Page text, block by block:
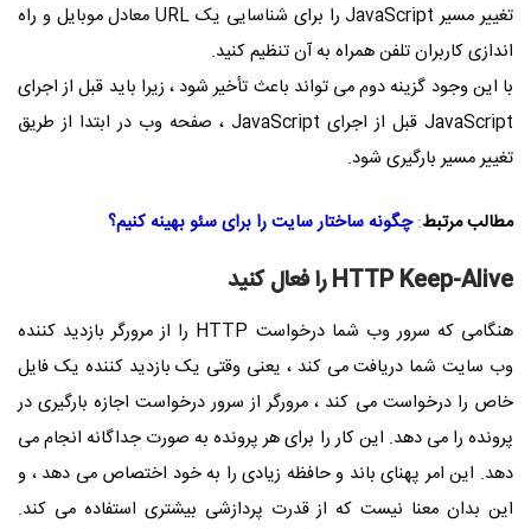
تغییر مسیر JavaScriptرا برای شناسایی یک URLمعادل موبایل و راه
اندازی کاربران تلفن همراه به آن تنظیم کنید.
با این وجود گزینه دوم می تواند باعث تأخیر شود ، زیرا باید قبل از اجرای
JavaScript قبل از اجرای JavaScript ، صفحه وب در ابتدا از طریق
تغییر مسیر بارگیری شود.
مطالب مرتبط:چگونه ساختار سایت را برای سئو بهینه کنیم؟
HTTP Keep-Aliveرا فعال کنید
هنگامی که سرور وب شما درخواست HTTP را از مرورگر بازدید کننده
وب سایت شما دریافت می کند ، یعنی وقتی یک بازدید کننده یک فایل
خاص را درخواست می کند ، مرورگر از سرور درخواست اجازه بارگیری در
پرونده را می دهد. این کار را برای هر پرونده به صورت جداگانه انجام می
دهد. این امر پهنای باند و حافظه زیادی را به خود اختصاص می دهد ، و
این بدان معنا نیست که از قدرت پردازشی بیشتری استفاده می کند.